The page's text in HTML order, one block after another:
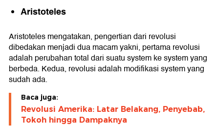
Aristoteles
Aristoteles mengatakan, pengertian dari revolusi
dibedakan menjadi dua macam yakni, pertama revolusi
adalah perubahan total dari suatu system ke system yang
berbeda. Kedua, revolusi adalah modifikasi system yang
sudah ada.
Baca juga:
Revolusi Amerika: Latar Belakang, Penyebab,
Tokoh hingga Dampaknya